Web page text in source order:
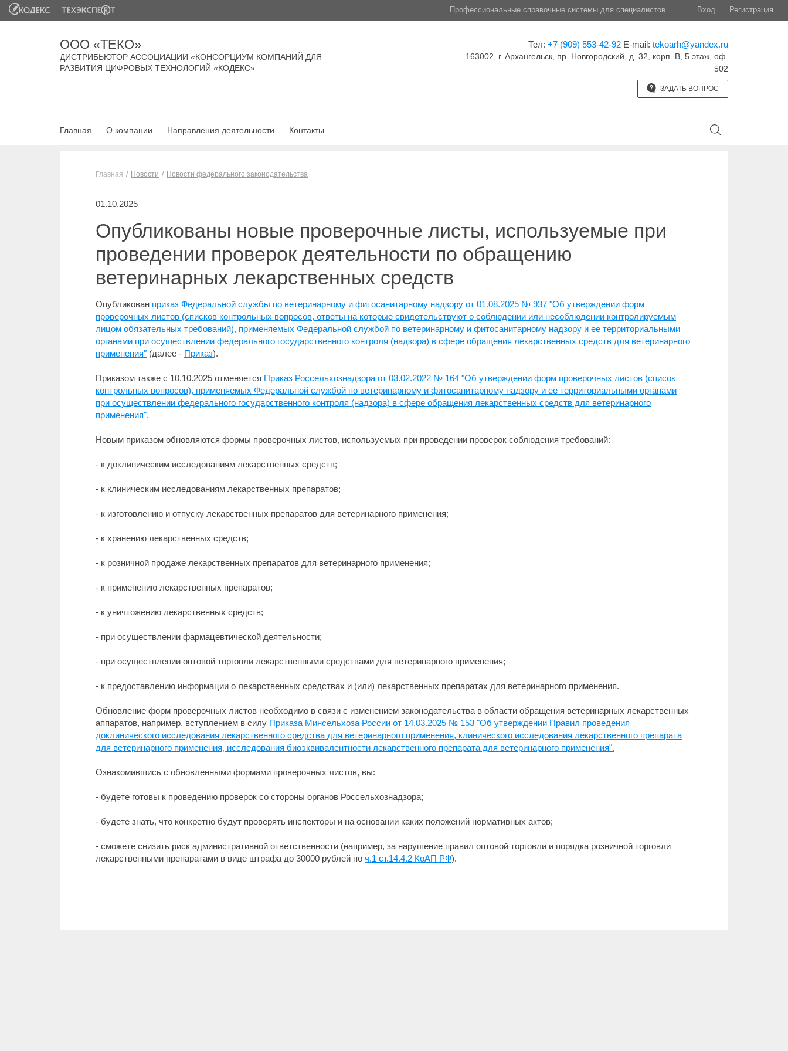
Профессиональные справочные системы для специалистов Вход Регистрация
ООО «ТЕКО»
ДИСТРИБЬЮТОР АССОЦИАЦИИ «КОНСОРЦИУМ КОМПАНИЙ ДЛЯ
РАЗВИТИЯ ЦИФРОВЫХ ТЕХНОЛОГИЙ «КОДЕКС»
Тел: +7 (909) 553-42-92 E-mail: tekoarh@yandex.ru
163002, г. Архангельск, пр. Новгородский, д. 32, корп. B, 5 этаж, оф.
502
ЗАДАТЬ ВОПРОС
Главная О компании Направления деятельности Контакты
Главная Новости Новости федерального законодательства
01.10.2025
Опубликованы новые проверочные листы, используемые при
проведении проверок деятельности по обращению
ветеринарных лекарственных средств
Опубликован приказ Федеральной службы по ветеринарному и фитосанитарному надзору от 01.08.2025 № 937 "Об утверждении форм
проверочных листов (списков контрольных вопросов, ответы на которые свидетельствуют о соблюдении или несоблюдении контролируемым
лицом обязательных требований), применяемых Федеральной службой по ветеринарному и фитосанитарному надзору и ее территориальными
органами при осуществлении федерального государственного контроля (надзора) в сфере обращения лекарственных средств для ветеринарного
применения" (далее - Приказ).
Приказом также с 10.10.2025 отменяется Приказ Россельхознадзора от 03.02.2022 № 164 "Об утверждении форм проверочных листов (список
контрольных вопросов), применяемых Федеральной службой по ветеринарному и фитосанитарному надзору и ее территориальными органами
при осуществлении федерального государственного контроля (надзора) в сфере обращения лекарственных средств для ветеринарного
применения".
Новым приказом обновляются формы проверочных листов, используемых при проведении проверок соблюдения требований:
- к доклиническим исследованиям лекарственных средств;
- к клиническим исследованиям лекарственных препаратов;
- к изготовлению и отпуску лекарственных препаратов для ветеринарного применения;
- к хранению лекарственных средств;
- к розничной продаже лекарственных препаратов для ветеринарного применения;
- к применению лекарственных препаратов;
- к уничтожению лекарственных средств;
- при осуществлении фармацевтической деятельности;
- при осуществлении оптовой торговли лекарственными средствами для ветеринарного применения;
- к предоставлению информации о лекарственных средствах и (или) лекарственных препаратах для ветеринарного применения.
Обновление форм проверочных листов необходимо в связи с изменением законодательства в области обращения ветеринарных лекарственных
аппаратов, например, вступлением в силу Приказа Минсельхоза России от 14.03.2025 № 153 "Об утверждении Правил проведения
доклинического исследования лекарственного средства для ветеринарного применения, клинического исследования лекарственного препарата
для ветеринарного применения, исследования биоэквивалентности лекарственного препарата для ветеринарного применения".
Ознакомившись с обновленными формами проверочных листов, вы:
- будете готовы к проведению проверок со стороны органов Россельхознадзора;
- будете знать, что конкретно будут проверять инспекторы и на основании каких положений нормативных актов;
- сможете снизить риск административной ответственности (например, за нарушение правил оптовой торговли и порядка розничной торговли
лекарственными препаратами в виде штрафа до 30000 рублей по ч.1 ст.14.4.2 КоАП РФ).